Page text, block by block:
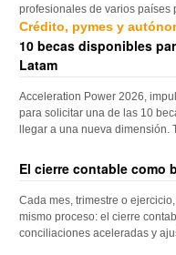
profesionales de varios países
Crédito, pymes y
10 becas disponibles
Latam
Acceleration Power 2026,
para solicitar una de las 10
llegar a una nueva dimensión.
El cierre contable como
Cada mes, trimestre o
mismo proceso: el cierre
conciliaciones aceleradas y